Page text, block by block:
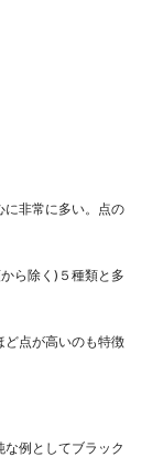
に非常に多い。点の
ら除く)５種類と多
ど点が高いのも特徴
例としてブラック